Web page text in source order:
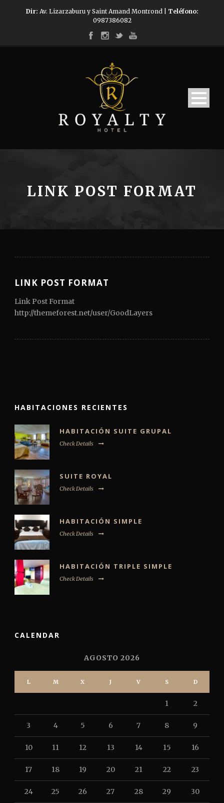
Dir: Av. Lizarzaburu y Saint Amand Montrond | Teléfono:
0987386082
LINK POST FORMAT
LINK POST FORMAT
Link Post Format
http://themeforest.net/user/GoodLayers
HABITACIONES RECIENTES
HABITACIÓN SUITE GRUPAL
Check Details
SUITE ROYAL
Check Details
HABITACIÓN SIMPLE
Check Details
HABITACIÓN TRIPLE SIMPLE
Check Details
CALENDAR
AGOSTO 2026
L M X J V S D
1 2
3 4 5 6 7 8 9
10 11 12 13 14 15 16
17 18 19 20 21 22 23
24 25 26 27 28 29 30